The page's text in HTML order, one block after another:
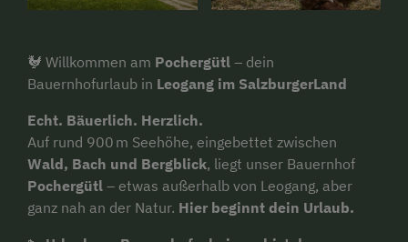
🐓 Willkommen am Pochergütl – dein
Bauernhofurlaub in Leogang im SalzburgerLand
Echt. Bäuerlich. Herzlich.
Auf rund 900 m Seehöhe, eingebettet zwischen
Wald, Bach und Bergblick, liegt unser Bauernhof
Pochergütl – etwas außerhalb von Leogang, aber
ganz nah an der Natur. Hier beginnt dein Urlaub.